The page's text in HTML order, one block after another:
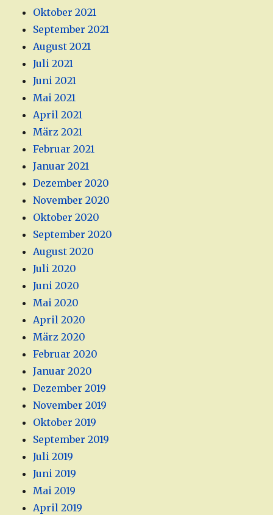
Oktober 2021
September 2021
August 2021
Juli 2021
Juni 2021
Mai 2021
April 2021
März 2021
Februar 2021
Januar 2021
Dezember 2020
November 2020
Oktober 2020
September 2020
August 2020
Juli 2020
Juni 2020
Mai 2020
April 2020
März 2020
Februar 2020
Januar 2020
Dezember 2019
November 2019
Oktober 2019
September 2019
Juli 2019
Juni 2019
Mai 2019
April 2019